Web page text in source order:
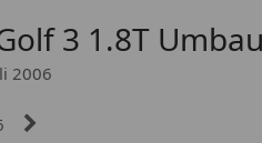
3 1.8T Umbau
2006